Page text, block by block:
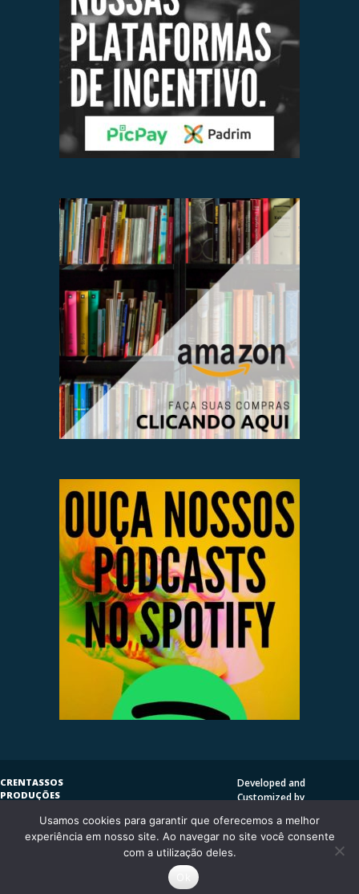
CRENTASSOS
PRODUÇÕES
COPYLEFT©2009
CRENTASSOS
CURITIBA/PR - BRASIL
Developed and
Customized by
DESIGN
UsingVantage Theme
Usamos cookies para garantir que oferecemos a melhor
experiência em nosso site. Ao navegar no site você consente
com a utilização deles.